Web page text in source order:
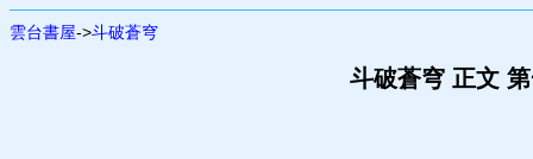
雲台書屋->斗破蒼穹
斗破蒼穹 正文